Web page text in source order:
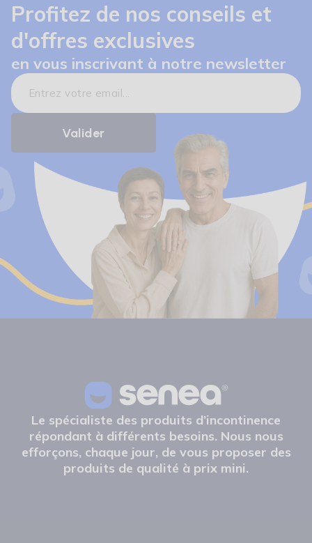
Profitez de nos conseils et
d'offres exclusives
en vous inscrivant à notre newsletter
Le spécialiste des produits d’incontinence
répondant à différents besoins. Nous nous
efforçons, chaque jour, de vous proposer des
produits de qualité à prix mini.